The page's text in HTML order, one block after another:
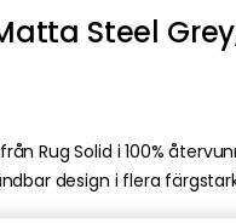
Steel
Rug Solid i 100%
design i flera